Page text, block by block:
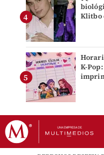
Klitbo
K-